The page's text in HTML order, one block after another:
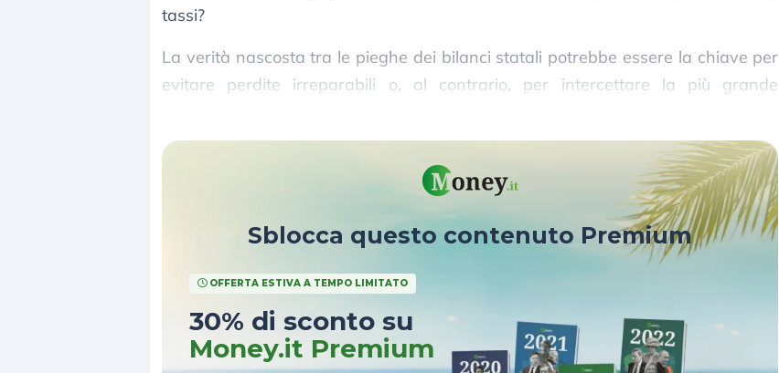
tassi?
La verità nascosta tra le pieghe dei bilanci statali potrebbe essere la chiave per
evitare perdite irreparabili o, al contrario, per intercettare la più grande
Sblocca questo contenuto Premium
OFFERTA ESTIVA A TEMPO LIMITATO
30% di sconto su
Money.it Premium